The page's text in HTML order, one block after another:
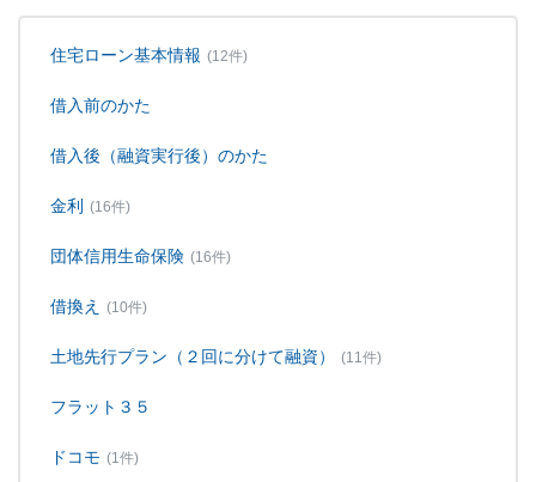
住宅ローン基本情報 (12件)
借入前のかた
借入後（融資実行後）のかた
金利 (16件)
団体信用生命保険 (16件)
借換え (10件)
土地先行プラン（２回に分けて融資） (11件)
フラット３５
ドコモ (1件)